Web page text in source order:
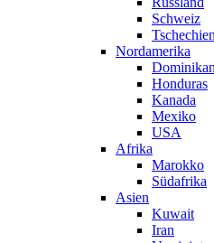
Schweiz
Tschechien
Nordamerika
Honduras
Kanada
Mexiko
USA
Afrika
Marokko
Südafrika
Asien
Kuwait
Iran